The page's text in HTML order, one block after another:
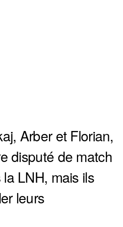
Arber et Florian,
disputé de match
LNH, mais ils
leurs